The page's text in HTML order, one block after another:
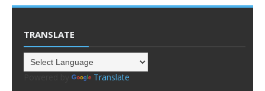
TRANSLATE
Translate